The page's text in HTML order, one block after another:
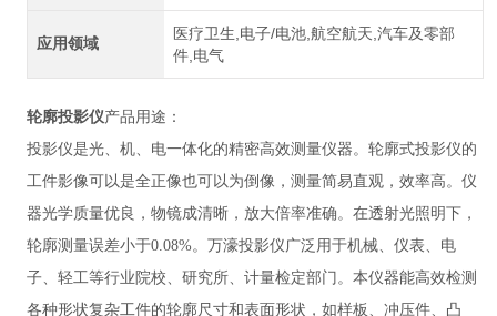
应用领域
医疗卫生,电子/电池,航空航天,汽车及零部
件,电气
轮廓投影仪产品用途：
投影仪是光、机、电一体化的精密高效测量仪器。轮廓式投影仪的
工件影像可以是全正像也可以为倒像，测量简易直观，效率高。仪
器光学质量优良，物镜成清晰，放大倍率准确。在透射光照明下，
轮廓测量误差小于0.08%。万濠投影仪广泛用于机械、仪表、电
子、轻工等行业院校、研究所、计量检定部门。本仪器能高效检测
各种形状复杂工件的轮廓尺寸和表面形状，如样板、冲压件、凸